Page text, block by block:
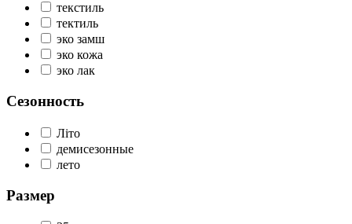
текстиль
тектиль
эко замш
эко кожа
эко лак
Сезонность
Літо
демисезонные
лето
Размер